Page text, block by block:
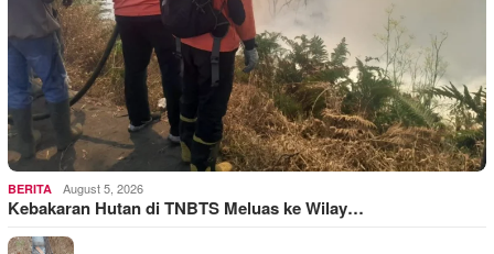
BERITA August 5, 2026
Kebakaran Hutan di TNBTS Meluas ke Wilay…